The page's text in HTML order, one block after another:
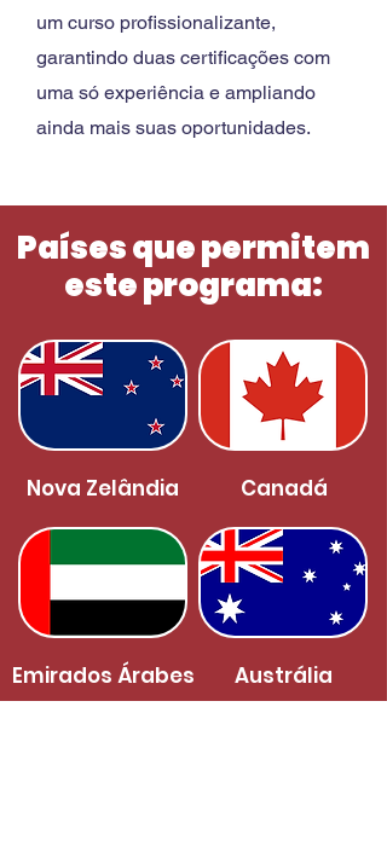
um curso profissionalizante,
garantindo duas certificações com
uma só experiência e ampliando
ainda mais suas oportunidades.
Países que permitem
este programa:
Nova Zelândia Canadá
Emirados Árabes Austrália